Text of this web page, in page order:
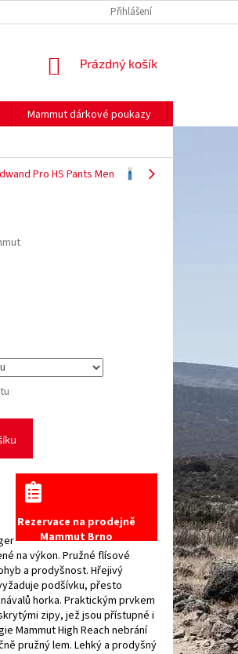
Přihlášení
NÁKUPNÍ
Prázdný košík
Mammut dárkové poukazy
Pro HS Pants Men
Rezervace na prodejně
Mammut Brno
na výkon. Pružné flísové
a prodyšnost. Hřejivý
podšívku, přesto
horka. Praktickým prvkem
zipy, jež jsou přístupné i
Mammut High Reach nebrání
pružný lem. Lehký a prodyšný